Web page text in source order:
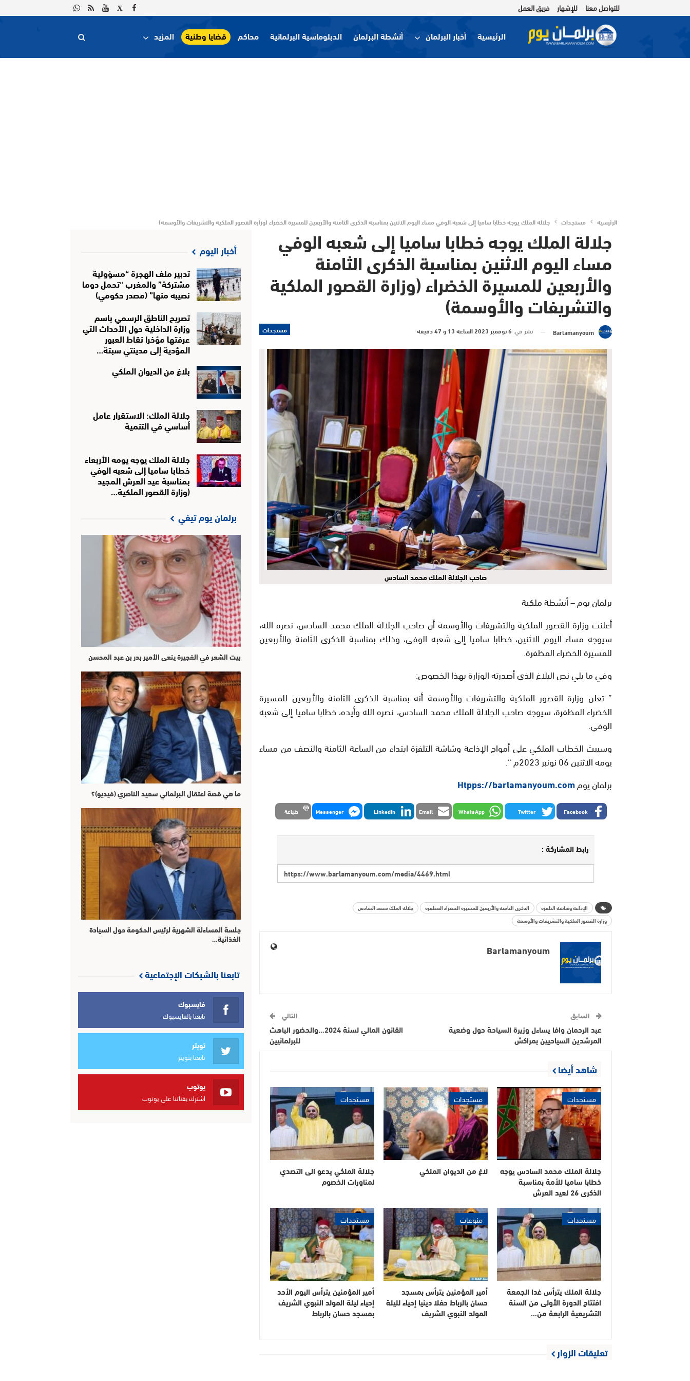
للتواصل معنا للإشهار فريق العمل
الرئيسية أخبار البرلمان أنشطة البرلمان الدبلوماسية البرلمانية محاكم قضايا وطنية المزيد
الرئيسية مستجدات جلالة الملك يوجه خطابا ساميا إلى شعبه الوفي مساء اليوم الاثنين بمناسبة الذكرى الثامنة والأربعين للمسيرة الخضراء (وزارة القصور الملكية والتشريفات والأوسمة)
جلالة الملك يوجه خطابا ساميا إلى شعبه الوفي
مساء اليوم الاثنين بمناسبة الذكرى الثامنة
والأربعين للمسيرة الخضراء (وزارة القصور الملكية
والتشريفات والأوسمة)
مستجدات Barlamanyoum نشر في 6 نوفمبر 2023 الساعة 13 و 47 دقيقة
صاحب الجلالة الملك محمد السادس
برلمان يوم – أنشطة ملكية
أعلنت وزارة القصور الملكية والتشريفات والأوسمة أن صاحب الجلالة الملك محمد السادس، نصره الله،
سيوجه مساء اليوم الاثنين، خطابا ساميا إلى شعبه الوفي، وذلك بمناسبة الذكرى الثامنة والأربعين
للمسيرة الخضراء المظفرة.
وفي ما يلي نص البلاغ الذي أصدرته الوزارة بهذا الخصوص:
” تعلن وزارة القصور الملكية والتشريفات والأوسمة أنه بمناسبة الذكرى الثامنة والأربعين للمسيرة
الخضراء المظفرة، سيوجه صاحب الجلالة الملك محمد السادس، نصره الله وأيده، خطابا ساميا إلى شعبه
الوفي.
وسيبث الخطاب الملكي على أمواج الإذاعة وشاشة التلفزة ابتداء من الساعة الثامنة والنصف من مساء
يومه الاثنين 06 نونبر 2023م “.
برلمان يومHtpps://barlamanyoum.com
Facebook
Twitter
WhatsApp
Email
LinkedIn
Messenger طباعة
رابط المشاركة :
الإذاعة وشاشة التلفزة الذكرى الثامنة والأربعين للمسيرة الخضراء المظفرة
جلالة الملك محمد السادس
وزارة القصور الملكية والتشريفات والأوسمة
Barlamanyoum
السابق
عبد الرحمان وافا يساءل وزيرة السياحة حول وضعية
المرشدين السياحيين بمراكش
التالي
القانون المالي لسنة 2024…والحضور الباهث
للبرلمانيين
شاهد أيضا
مستجدات
جلالة الملك محمد السادس يوجه
خطابا ساميا للأمة بمناسبة
الذكرى 26 لعيد العرش
مستجدات
لاغ من الديوان الملكي
مستجدات
جلالة الملكي يدعو الى التصدي
لمناورات الخصوم
مستجدات
جلالة الملك يترأس غدا الجمعة
افتتاح الدورة الأولى من السنة
التشريعية الرابعة من…
منوعات
أمير المؤمنين يترأس بمسجد
حسان بالرباط حفلا دينيا إحياء لليلة
المولد النبوي الشريف
مستجدات
أمير المؤمنين يترأس اليوم الأحد
إحياء ليلة المولد النبوي الشريف
بمسجد حسان بالرباط
تعليقات الزوار
أخبار اليوم
تدبير ملف الهجرة “مسؤولية
مشتركة” والمغرب “تحمل دوما
نصيبه منها” (مصدر حكومي)
تصريح الناطق الرسمي باسم
وزارة الداخلية حول الأحداث التي
عرفتها مؤخرا نقاط العبور
المؤدية إلى مدينتي سبتة…
بلاغ من الديوان الملكي
جلالة الملك: الاستقرار عامل
أساسي في التنمية
جلالة الملك يوجه يومه الأربعاء
خطابا ساميا إلى شعبه الوفي
بمناسبة عيد العرش المجيد
(وزارة القصور الملكية…
برلمان يوم تيفي
بيت الشعر في الفجيرة ينعى الأمير بدر بن عبد المحسن
ما هي قصة اعتقال البرلماني سعيد الناصري (فيديو)؟
جلسة المساءلة الشهرية لرئيس الحكومة حول السيادة
الغذائية…
تابعنا بالشبكات الإجتماعية
فايسبوك
تابعنا بالفايسبوك
تويتر
تابعنا بتويتر
يوتوب
اشترك بقناتنا على يوتوب